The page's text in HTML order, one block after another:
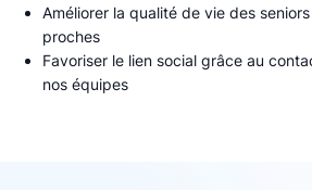
Améliorer la qualité de vie des
proches
Favoriser le lien social grâce au
nos équipes